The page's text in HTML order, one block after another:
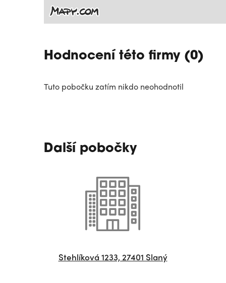
Hodnocení této firmy (0)
Tuto pobočku zatím nikdo neohodnotil
Další pobočky
Stehlíková 1233, 27401 Slaný